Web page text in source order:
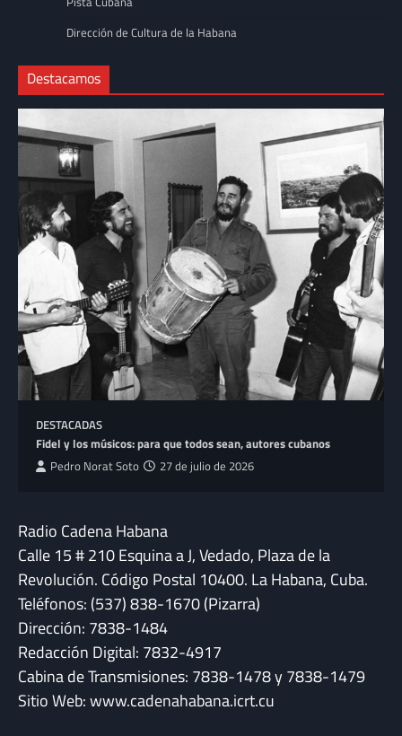
Dirección de Cultura de la Habana
Destacamos
DESTACADAS
Fidel y los músicos: para que todos sean, autores cubanos
Pedro Norat Soto 27 de julio de 2026
Radio Cadena Habana
Calle 15 # 210 Esquina a J, Vedado, Plaza de la
Revolución. Código Postal 10400. La Habana, Cuba.
Teléfonos: (537) 838-1670 (Pizarra)
Dirección: 7838-1484
Redacción Digital: 7832-4917
Cabina de Transmisiones: 7838-1478 y 7838-1479
Sitio Web: www.cadenahabana.icrt.cu